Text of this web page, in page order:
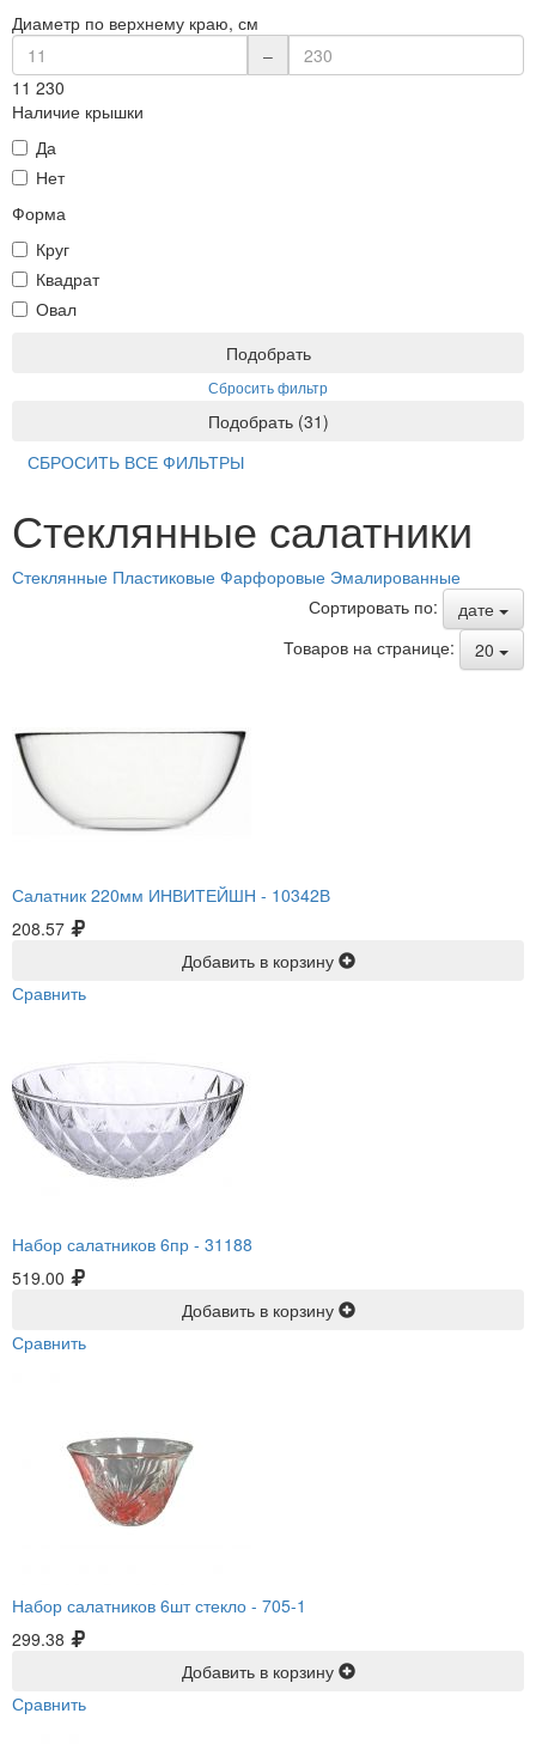
Диаметр по верхнему краю, см
–
11 230
Наличие крышки
Да
Нет
Форма
Круг
Квадрат
Овал
Подобрать
Сбросить фильтр
Подобрать (31)
СБРОСИТЬ ВСЕ ФИЛЬТРЫ
Стеклянные салатники
Стеклянные Пластиковые Фарфоровые Эмалированные
Сортировать по:
дате
Товаров на странице:
20
Салатник 220мм ИНВИТЕЙШН - 10342В
208.57
Добавить в корзину
Сравнить
Набор салатников 6пр - 31188
519.00
Добавить в корзину
Сравнить
Набор салатников 6шт стекло - 705-1
299.38
Добавить в корзину
Сравнить